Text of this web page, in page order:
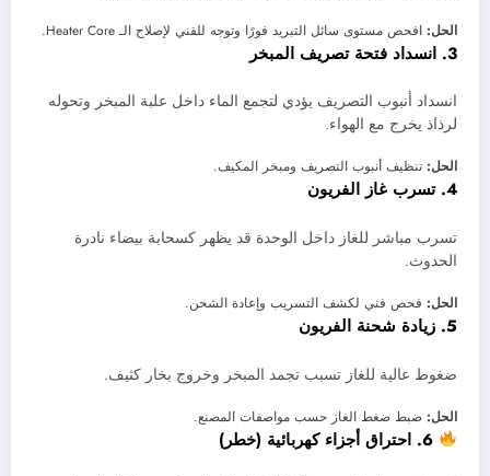
الحل: افحص مستوى سائل التبريد فورًا وتوجه للفني لإصلاح الـ Heater Core.
3. انسداد فتحة تصريف المبخر
انسداد أنبوب التصريف يؤدي لتجمع الماء داخل علبة المبخر وتحوله
لرذاذ يخرج مع الهواء.
الحل: تنظيف أنبوب التصريف ومبخر المكيف.
4. تسرب غاز الفريون
تسرب مباشر للغاز داخل الوحدة قد يظهر كسحابة بيضاء نادرة
الحدوث.
الحل: فحص فني لكشف التسريب وإعادة الشحن.
5. زيادة شحنة الفريون
ضغوط عالية للغاز تسبب تجمد المبخر وخروج بخار كثيف.
الحل: ضبط ضغط الغاز حسب مواصفات المصنع.
6. احتراق أجزاء كهربائية (خطر)